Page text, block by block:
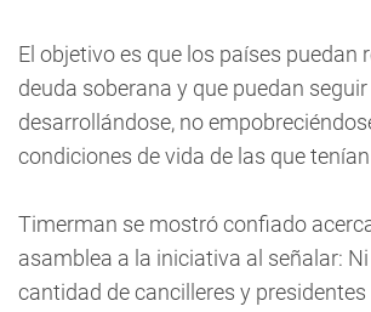
El objetivo es que los países
deuda soberana y que puedan seguir
desarrollándose, no
condiciones de vida de las que tenían
Timerman se mostró confiado
asamblea a la iniciativa al señalar:
cantidad de cancilleres y presidentes